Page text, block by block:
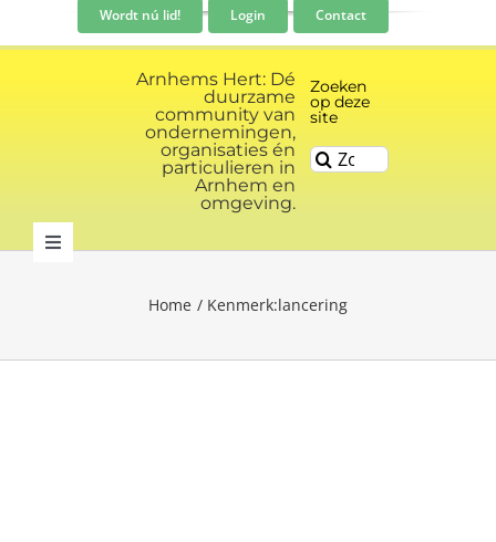
inhoud
Wordt nú lid! Login Contact
Arnhems Hert: Dé
duurzame
community van
ondernemingen,
organisaties én
particulieren in
Arnhem en
omgeving.
Zoeken
op deze
site
Zoeken
naar:
Toggle
CommunityHome Kenmerk:lancering